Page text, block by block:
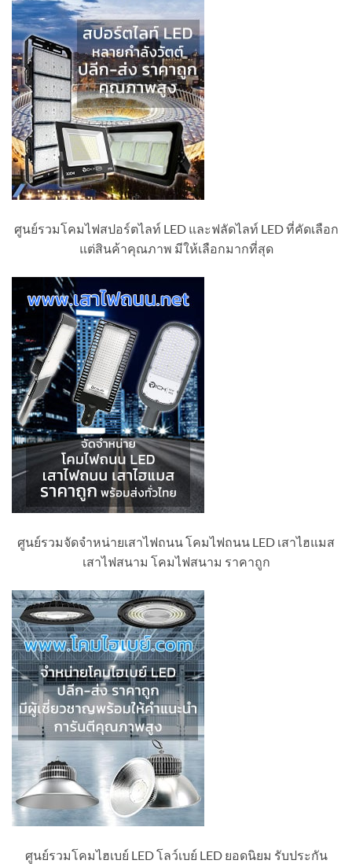
ศูนย์รวมโคมไฟสปอร์ตไลท์ LED และฟลัดไลท์ LED ที่คัดเลือก
แต่สินค้าคุณภาพ มีให้เลือกมากที่สุด
ศูนย์รวมจัดจำหน่ายเสาไฟถนน โคมไฟถนน LED เสาไฮแมส
เสาไฟสนาม โคมไฟสนาม ราคาถูก
ศูนย์รวมโคมไฮเบย์ LED โลว์เบย์ LED ยอดนิยม รับประกัน